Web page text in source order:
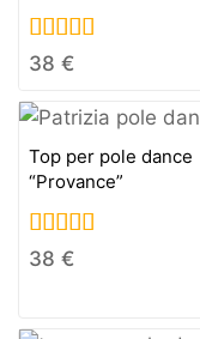
5.00
38 €
Top per pole dance
“Provance”
5.00
38 €